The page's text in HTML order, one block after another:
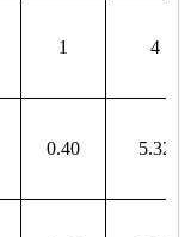
1 4
0.40 5.32